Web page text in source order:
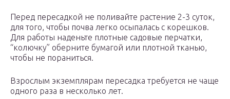
Перед пересадкой не поливайте растение 2-3 суток,
для того, чтобы почва легко осыпалась с корешков.
Для работы наденьте плотные садовые перчатки,
“колючку” оберните бумагой или плотной тканью,
чтобы не пораниться.
Взрослым экземплярам пересадка требуется не чаще
одного раза в несколько лет.